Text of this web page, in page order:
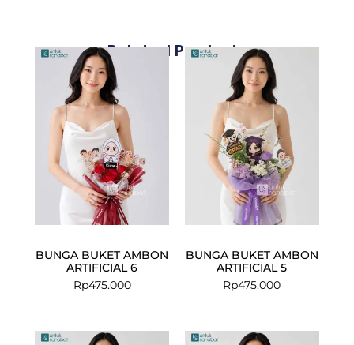
Related Products
BUNGA BUKET AMBON
ARTIFICIAL 6
Rp475.000
BUNGA BUKET AMBON
ARTIFICIAL 5
Rp475.000